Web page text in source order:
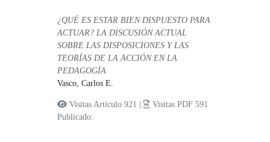
¿QUÉ ES ESTAR BIEN DISPUESTO PARA
ACTUAR? LA DISCUSIÓN ACTUAL
SOBRE LAS DISPOSICIONES Y LAS
TEORÍAS DE LA ACCIÓN EN LA
PEDAGOGÍA
Vasco, Carlos E.
Visitas Artículo 921 |
Visitas PDF 591
Publicado: